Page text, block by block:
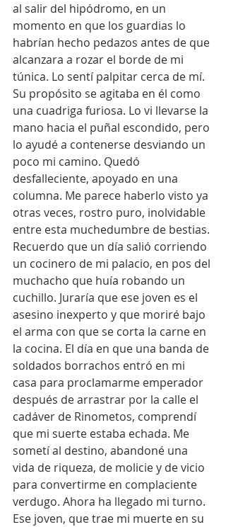
al salir del hipódromo, en un
momento en que los guardias lo
habrían hecho pedazos antes de que
alcanzara a rozar el borde de mi
túnica. Lo sentí palpitar cerca de mí.
Su propósito se agitaba en él como
una cuadriga furiosa. Lo vi llevarse la
mano hacia el puñal escondido, pero
lo ayudé a contenerse desviando un
poco mi camino. Quedó
desfalleciente, apoyado en una
columna. Me parece haberlo visto ya
otras veces, rostro puro, inolvidable
entre esta muchedumbre de bestias.
Recuerdo que un día salió corriendo
un cocinero de mi palacio, en pos del
muchacho que huía robando un
cuchillo. Juraría que ese joven es el
asesino inexperto y que moriré bajo
el arma con que se corta la carne en
la cocina. El día en que una banda de
soldados borrachos entró en mi
casa para proclamarme emperador
después de arrastrar por la calle el
cadáver de Rinometos, comprendí
que mi suerte estaba echada. Me
sometí al destino, abandoné una
vida de riqueza, de molicie y de vicio
para convertirme en complaciente
verdugo. Ahora ha llegado mi turno.
Ese joven, que trae mi muerte en su